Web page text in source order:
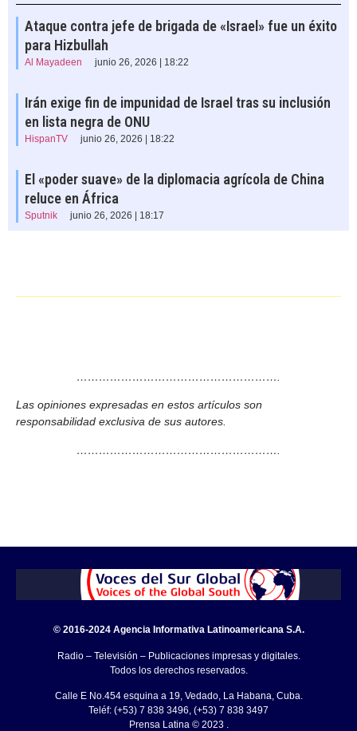
Ataque contra jefe de brigada de «Israel» fue un éxito
para Hizbullah
Al Mayadeen junio 26, 2026 | 18:22
Irán exige fin de impunidad de Israel tras su inclusión
en lista negra de ONU
HispanTV junio 26, 2026 | 18:22
El «poder suave» de la diplomacia agrícola de China
reluce en África
Sputnik junio 26, 2026 | 18:17
……………………………………………….
Las opiniones expresadas en estos artículos son
responsabilidad exclusiva de sus autores.
……………………………………………….
© 2016-2024 Agencia Informativa Latinoamericana S.A.
Radio – Televisión – Publicaciones impresas y digitales.
Todos los derechos reservados.
Calle E No.454 esquina a 19, Vedado, La Habana, Cuba.
Teléf: (+53) 7 838 3496, (+53) 7 838 3497
Prensa Latina © 2023 .